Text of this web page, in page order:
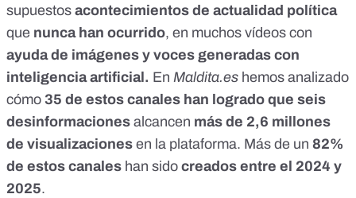
supuestos acontecimientos de actualidad política
que nunca han ocurrido, en muchos vídeos con
ayuda de imágenes y voces generadas con
inteligencia artificial. En Maldita.es hemos analizado
cómo 35 de estos canales han logrado que seis
desinformaciones alcancen más de 2,6 millones
de visualizaciones en la plataforma. Más de un 82%
de estos canales han sido creados entre el 2024 y
2025.